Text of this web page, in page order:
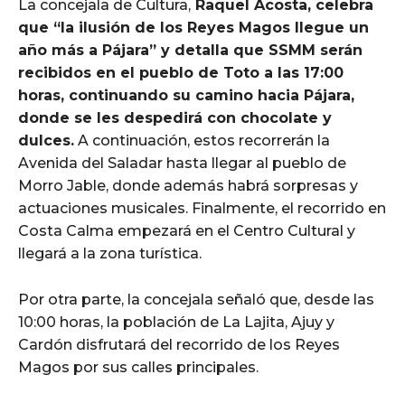
La concejala de Cultura, Raquel Acosta, celebra
que “la ilusión de los Reyes Magos llegue un
año más a Pájara” y detalla que SSMM serán
recibidos en el pueblo de Toto a las 17:00
horas, continuando su camino hacia Pájara,
donde se les despedirá con chocolate y
dulces. A continuación, estos recorrerán la
Avenida del Saladar hasta llegar al pueblo de
Morro Jable, donde además habrá sorpresas y
actuaciones musicales. Finalmente, el recorrido en
Costa Calma empezará en el Centro Cultural y
llegará a la zona turística.
Por otra parte, la concejala señaló que, desde las
10:00 horas, la población de La Lajita, Ajuy y
Cardón disfrutará del recorrido de los Reyes
Magos por sus calles principales.